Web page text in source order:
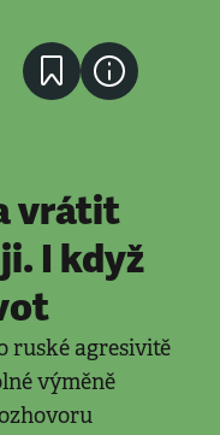
vrátit
I když
ruské agresivitě
výměně